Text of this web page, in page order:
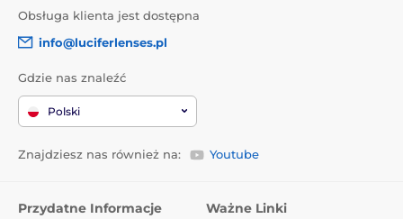
Obsługa klienta jest dostępna
info@luciferlenses.pl
Gdzie nas znaleźć
Polski
Znajdziesz nas również na: Youtube
Przydatne Informacje Ważne Linki